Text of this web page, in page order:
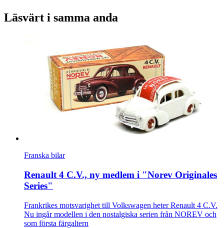
Läsvärt i samma anda
Franska bilar
Renault 4 C.V., ny medlem i "Norev Originales
Series"
Frankrikes motsvarighet till Volkswagen heter Renault 4 C.V.
Nu ingår modellen i den nostalgiska serien från NOREV och
som första färgaltern